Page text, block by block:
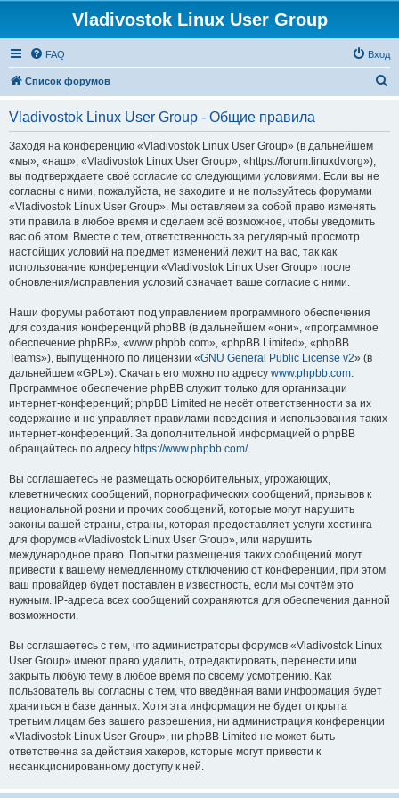
Vladivostok Linux User Group
FAQ Вход
Список форумов
Vladivostok Linux User Group - Общие правила
Заходя на конференцию «Vladivostok Linux User Group» (в дальнейшем
«мы», «наш», «Vladivostok Linux User Group», «https://forum.linuxdv.org»),
вы подтверждаете своё согласие со следующими условиями. Если вы не
согласны с ними, пожалуйста, не заходите и не пользуйтесь форумами
«Vladivostok Linux User Group». Мы оставляем за собой право изменять
эти правила в любое время и сделаем всё возможное, чтобы уведомить
вас об этом. Вместе с тем, ответственность за регулярный просмотр
настойщих условий на предмет изменений лежит на вас, так как
использование конференции «Vladivostok Linux User Group» после
обновления/исправления условий означает ваше согласие с ними.
Наши форумы работают под управлением программного обеспечения
для создания конференций phpBB (в дальнейшем «они», «программное
обеспечение phpBB», «www.phpbb.com», «phpBB Limited», «phpBB
Teams»), выпущенного по лицензии «GNU General Public License v2» (в
дальнейшем «GPL»). Скачать его можно по адресу www.phpbb.com.
Программное обеспечение phpBB служит только для организации
интернет-конференций; phpBB Limited не несёт ответственности за их
содержание и не управляет правилами поведения и использования таких
интернет-конференций. За дополнительной информацией о phpBB
обращайтесь по адресу https://www.phpbb.com/.
Вы соглашаетесь не размещать оскорбительных, угрожающих,
клеветнических сообщений, порнографических сообщений, призывов к
национальной розни и прочих сообщений, которые могут нарушить
законы вашей страны, страны, которая предоставляет услуги хостинга
для форумов «Vladivostok Linux User Group», или нарушить
международное право. Попытки размещения таких сообщений могут
привести к вашему немедленному отключению от конференции, при этом
ваш провайдер будет поставлен в известность, если мы сочтём это
нужным. IP-адреса всех сообщений сохраняются для обеспечения данной
возможности.
Вы соглашаетесь с тем, что администраторы форумов «Vladivostok Linux
User Group» имеют право удалить, отредактировать, перенести или
закрыть любую тему в любое время по своему усмотрению. Как
пользователь вы согласны с тем, что введённая вами информация будет
храниться в базе данных. Хотя эта информация не будет открыта
третьим лицам без вашего разрешения, ни администрация конференции
«Vladivostok Linux User Group», ни phpBB Limited не может быть
ответственна за действия хакеров, которые могут привести к
несанкционированному доступу к ней.